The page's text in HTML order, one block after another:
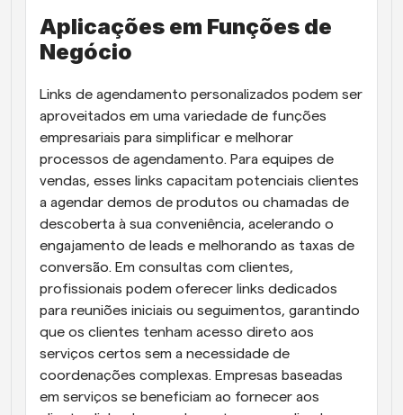
Aplicações em Funções de
Negócio
Links de agendamento personalizados podem ser
aproveitados em uma variedade de funções
empresariais para simplificar e melhorar
processos de agendamento. Para equipes de
vendas, esses links capacitam potenciais clientes
a agendar demos de produtos ou chamadas de
descoberta à sua conveniência, acelerando o
engajamento de leads e melhorando as taxas de
conversão. Em consultas com clientes,
profissionais podem oferecer links dedicados
para reuniões iniciais ou seguimentos, garantindo
que os clientes tenham acesso direto aos
serviços certos sem a necessidade de
coordenações complexas. Empresas baseadas
em serviços se beneficiam ao fornecer aos